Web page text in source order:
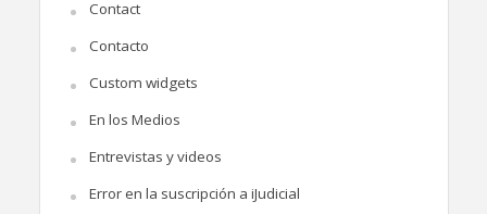
Contact
Contacto
Custom widgets
En los Medios
Entrevistas y videos
Error en la suscripción a iJudicial